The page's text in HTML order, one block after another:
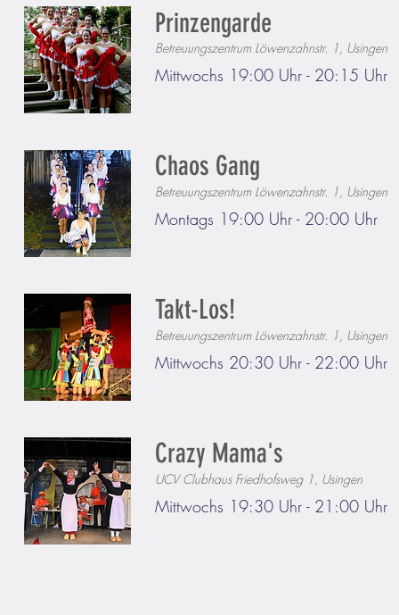
Prinzengarde
Betreuungszentrum Löwenzahnstr. 1, Usingen
​Mittwochs 19:00 Uhr - 20:15 Uhr
Chaos Gang
Betreuungszentrum Löwenzahnstr. 1, Usingen
​Montags 19:00 Uhr - 20:00 Uhr
Takt-Los!
Betreuungszentrum Löwenzahnstr. 1, Usingen
​Mittwochs 20:30 Uhr - 22:00 Uhr
Crazy Mama's
UCV Clubhaus Friedhofsweg 1, Usingen
​Mittwochs 19:30 Uhr - 21:00 Uhr